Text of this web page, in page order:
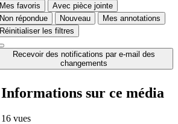
Mes favoris
Avec pièce jointe
Non répondue
Nouveau
Mes annotations
Réinitialiser les filtres
Recevoir des notifications par e-mail des
changements
Informations sur ce média
16 vues